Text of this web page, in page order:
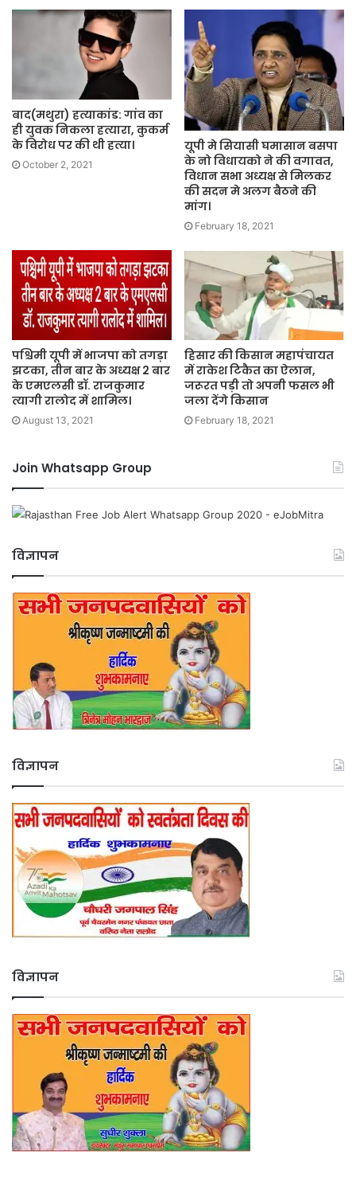
बाद(मथुरा) हत्याकांड: गांव का
ही युवक निकला हत्यारा, कुकर्म
के विरोध पर की थी हत्या।
October 2, 2021
यूपी मे सियासी घमासान बसपा
के नो विधायको ने की वगावत,
विधान सभा अध्यक्ष से मिलकर
की सदन मे अलग बैठने की
मांग।
February 18, 2021
पश्चिमी यूपी में भाजपा को तगड़ा
झटका, तीन बार के अध्यक्ष 2 बार
के एमएलसी डॉ. राजकुमार
त्यागी रालोद में शामिल।
August 13, 2021
हिसार की किसान महापंचायत
में राकेश टिकैत का ऐलान,
जरूरत पड़ी तो अपनी फसल भी
जला देंगे किसान
February 18, 2021
Join Whatsapp Group
विज्ञापन
विज्ञापन
विज्ञापन